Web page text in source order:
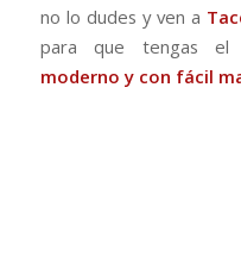
no lo dudes y ven a
para que tengas el
moderno y con fácil